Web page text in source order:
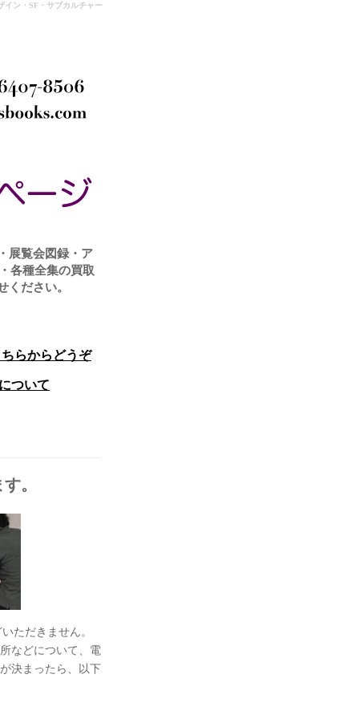
ン・SF・サブカルチャー
展覧会図録・ア
各種全集の買取
ださい。
らからどうぞ
ついて
。
ただきません。
などについて、電
決まったら、以下